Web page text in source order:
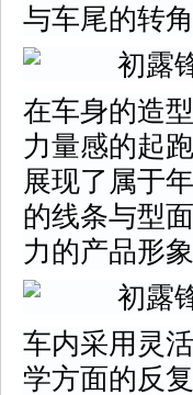
与车尾的转
在车身的造
力量感的起
展现了属于
的线条与型
力的产品形
车内采用灵
学方面的反